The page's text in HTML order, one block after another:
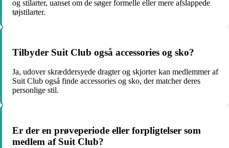
og stilarter, uanset om de søger formelle eller mere afslappede
tøjstilarter.
Tilbyder Suit Club også accessories og sko?
Ja, udover skræddersyede dragter og skjorter kan medlemmer af
Suit Club også finde accessories og sko, der matcher deres
personlige stil.
Er der en prøveperiode eller forpligtelser som
medlem af Suit Club?